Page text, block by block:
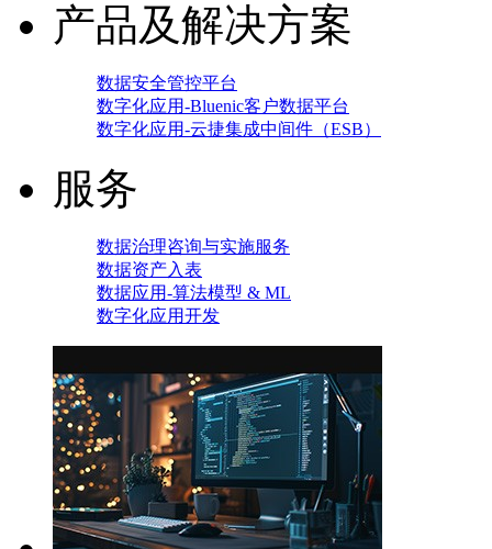
产品及解决方案
数据安全管控平台
数字化应用-Bluenic客户数据平台
数字化应用-云捷集成中间件（ESB）
服务
数据治理咨询与实施服务
数据资产入表
数据应用-算法模型 & ML
数字化应用开发